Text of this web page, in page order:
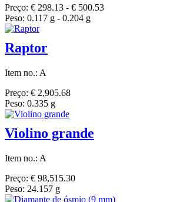
Preço: € 298.13 - € 500.53
Peso: 0.117 g - 0.204 g
Raptor
Item no.: A
Preço: € 2,905.68
Peso: 0.335 g
Violino grande
Item no.: A
Preço: € 98,515.30
Peso: 24.157 g